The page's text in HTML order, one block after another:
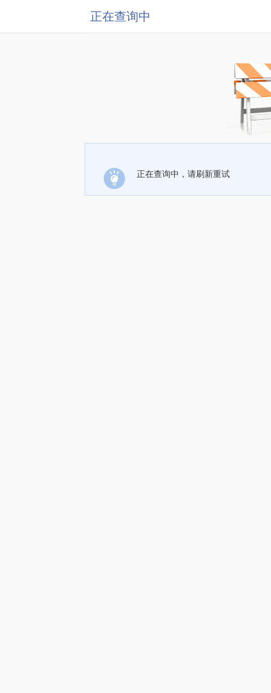
正在查询中
正在查询中，请刷新重试